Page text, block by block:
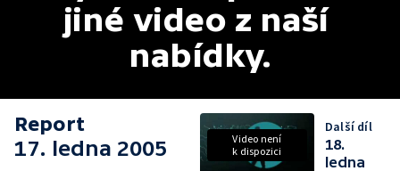
jiné video z naší
nabídky.
Report
17. ledna 2005
Video není
k dispozici
Další díl
18.
ledna